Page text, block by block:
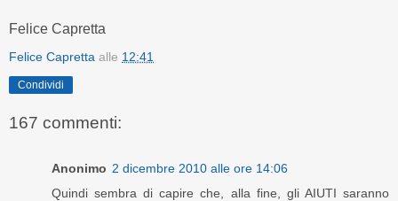
Felice Capretta
Felice Capretta alle 12:41
Condividi
167 commenti:
Anonimo 2 dicembre 2010 alle ore 14:06
Quindi sembra di capire che, alla fine, gli AIUTI saranno